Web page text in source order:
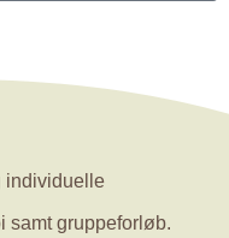
individuelle
samt gruppeforløb.